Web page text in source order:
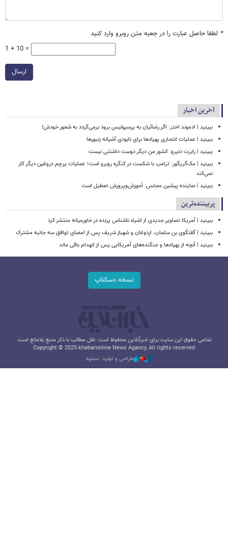
* لطفا حاصل عبارت را در جعبه متن روبرو وارد کنید
1 + 10 =
ارسال
آخرین اخبار
ببینید | ادموند اختر: اگر رضائیان به پرسپولیس برود برمی‌گردد به شعور خودش!
ببینید | عملیات انتحاری پهپادها برای نابودی آشیانه زنبورها
ببینید | رابرت دنیرو: کشور من دیگر دوست داشتنی نیست
ببینید | مک‌گریگور: ترامپ با شکست در کنگره روبرو است؛ عملیات پرچم دروغین دیگر کار
نمی‌کند
ببینید | نماینده پیشین مجلس: آموزش‌وپرورش تعطیل است
پربیننده‌ترین
ببینید | آمریکا تصاویر جدیدی از اشیاء ناشناس پرنده در خاورمیانه منتشر کرد
ببینید | گفتگوی بن سلمان، اردوغان و شهباز شریف پس از امضای توافق سه جانبه مشترک
ببینید | آنچه از پهپادها و جنگنده‌های آمریکایی پس از انهدام باقی ماند
نسخه دسکتاپ
تمامی حقوق این سایت برای خبرآنلاین محفوظ است. نقل مطالب با ذکر منبع بلامانع است.
Copyright © 2025 khabaronline News Agancy, All rights reserved
طراحی و تولید: نستوه